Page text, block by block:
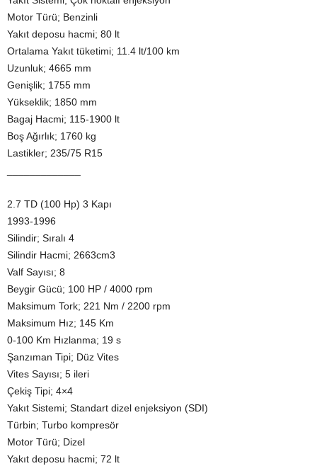
Motor Türü; Benzinli
Yakıt deposu hacmi; 80 lt
Ortalama Yakıt tüketimi; 11.4 lt/100 km
Uzunluk; 4665 mm
Genişlik; 1755 mm
Yükseklik; 1850 mm
Bagaj Hacmi; 115-1900 lt
Boş Ağırlık; 1760 kg
Lastikler; 235/75 R15
2.7 TD (100 Hp) 3 Kapı
1993-1996
Silindir; Sıralı 4
Silindir Hacmi; 2663cm3
Valf Sayısı; 8
Beygir Gücü; 100 HP / 4000 rpm
Maksimum Tork; 221 Nm / 2200 rpm
Maksimum Hız; 145 Km
0-100 Km Hızlanma; 19 s
Şanzıman Tipi; Düz Vites
Vites Sayısı; 5 ileri
Çekiş Tipi; 4×4
Yakıt Sistemi; Standart dizel enjeksiyon (SDI)
Türbin; Turbo kompresör
Motor Türü; Dizel
Yakıt deposu hacmi; 72 lt